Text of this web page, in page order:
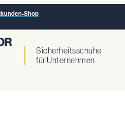
Shop
Sicherheitsschuhe
für Unternehmen